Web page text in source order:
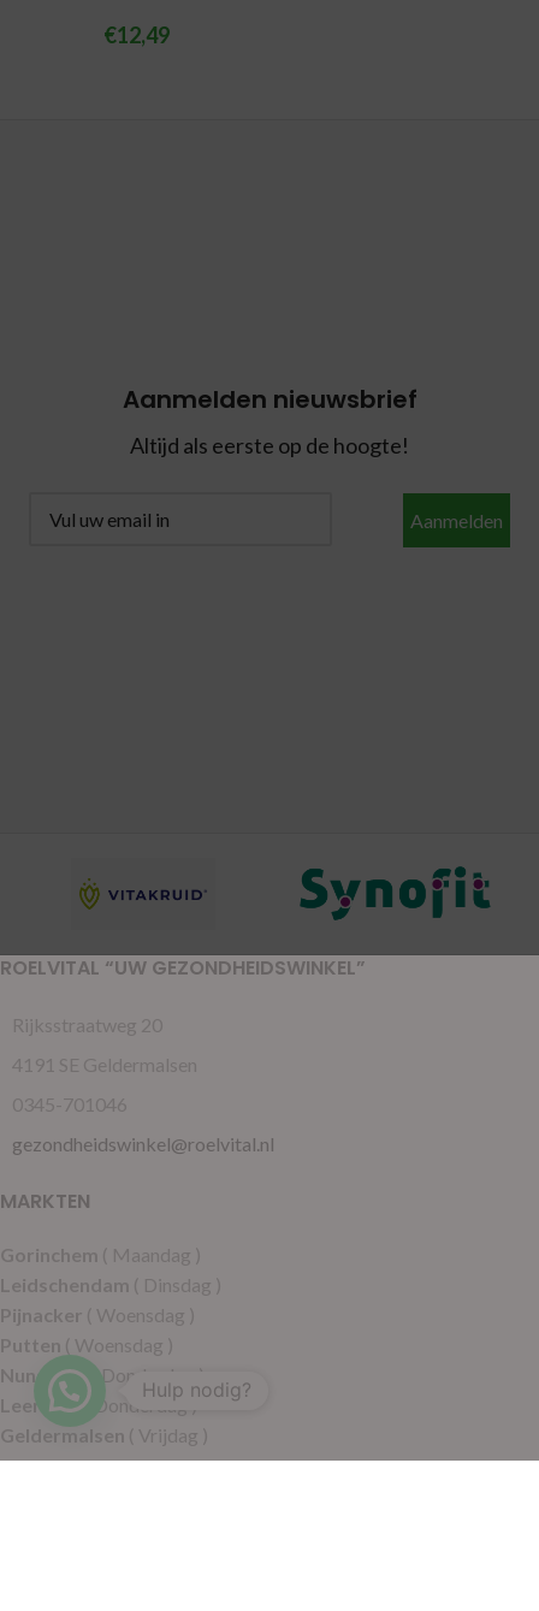
€12,49
Aanmelden nieuwsbrief
Altijd als eerste op de hoogte!
Aanmelden
ROELVITAL “UW GEZONDHEIDSWINKEL”
Rijksstraatweg 20
4191 SE Geldermalsen
0345-701046
gezondheidswinkel@roelvital.nl
MARKTEN
Gorinchem ( Maandag )
Leidschendam ( Dinsdag )
Pijnacker ( Woensdag )
Putten ( Woensdag )
Nunspeet( Donderdag )
Leerdam( Donderdag )
Geldermalsen ( Vrijdag )
Hulp nodig?